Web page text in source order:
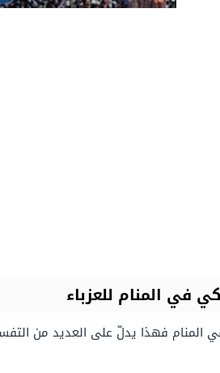
في المنام للعزباء
في المنام فهذا يدلّ على العديد من